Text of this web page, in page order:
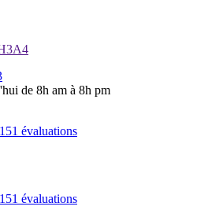
de 8h am à 8h pm
151 évaluations
151 évaluations